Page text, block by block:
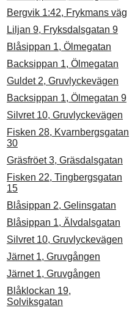
Bergvik 1:42, Frykmans väg
Liljan 9, Fryksdalsgatan 9
Blåsippan 1, Ölmegatan
Backsippan 1, Ölmegatan
Guldet 2, Gruvlyckevägen
Backsippan 1, Ölmegatan 9
Silvret 10, Gruvlyckevägen
Fisken 28, Kvarnbergsgatan
30
Gräsfröet 3, Gräsdalsgatan
Fisken 22, Tingbergsgatan
15
Blåsippan 2, Gelinsgatan
Blåsippan 1, Älvdalsgatan
Silvret 10, Gruvlyckevägen
Järnet 1, Gruvgången
Järnet 1, Gruvgången
Blåklockan 19,
Solviksgatan